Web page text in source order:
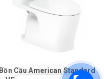
Bồn Cầu American Standard